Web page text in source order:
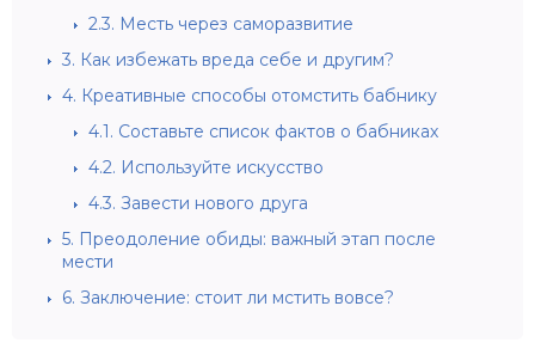
2.3. Месть через саморазвитие
3. Как избежать вреда себе и другим?
4. Креативные способы отомстить бабнику
4.1. Составьте список фактов о бабниках
4.2. Используйте искусство
4.3. Завести нового друга
5. Преодоление обиды: важный этап после
мести
6. Заключение: стоит ли мстить вовсе?